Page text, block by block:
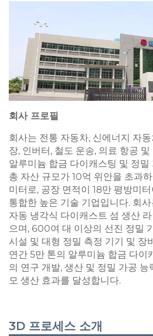
회사 프로필
회사는 전통 자동차, 신에너지 자
장, 인버터, 철도 운송, 의료 항공
알루미늄 합금 다이캐스팅 및 정
총 자산 규모가 10억 위안을 초과
미터로, 공장 면적이 18만 평방미
통합한 높은 기술 기업입니다. 회
자동 냉각식 다이캐스트 섬 생산
으며, 600여 대 이상의 선진 정밀
시설 및 대형 정밀 측정 기기 및 장
연간 5만 톤의 알루미늄 합금 다이
의 연구 개발, 생산 및 정밀 가공
모 생산 효과를 달성합니다.
3D 프로세스 소개